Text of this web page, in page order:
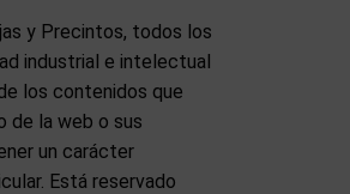
y Precintos, todos los
industrial e intelectual
los contenidos que
de la web o sus
un carácter
Está reservado